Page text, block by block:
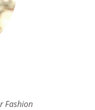
Fashion